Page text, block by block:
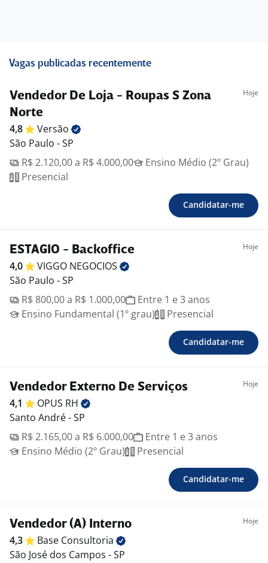
Vagas publicadas recentemente
Vendedor De Loja - Roupas S Zona
Norte
Hoje
4,8
Versão
São Paulo - SP
R$ 2.120,00 a R$ 4.000,00
Ensino Médio (2º Grau)
Presencial
Candidatar-me
ESTAGIO - Backoffice Hoje
4,0 VIGGO NEGOCIOS
São Paulo - SP
R$ 800,00 a R$ 1.000,00
Entre 1 e 3 anos
Ensino Fundamental (1º grau)
Presencial
Candidatar-me
Vendedor Externo De Serviços Hoje
4,1 OPUS RH
Santo André - SP
R$ 2.165,00 a R$ 6.000,00
Entre 1 e 3 anos
Ensino Médio (2º Grau)
Presencial
Candidatar-me
Vendedor (A) Interno Hoje
4,3 Base Consultoria
São José dos Campos - SP